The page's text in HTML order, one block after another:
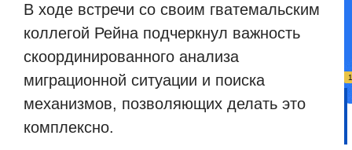
В ходе встречи со своим гватемальским
коллегой Рейна подчеркнул важность
скоординированного анализа
миграционной ситуации и поиска
механизмов, позволяющих делать это
комплексно.